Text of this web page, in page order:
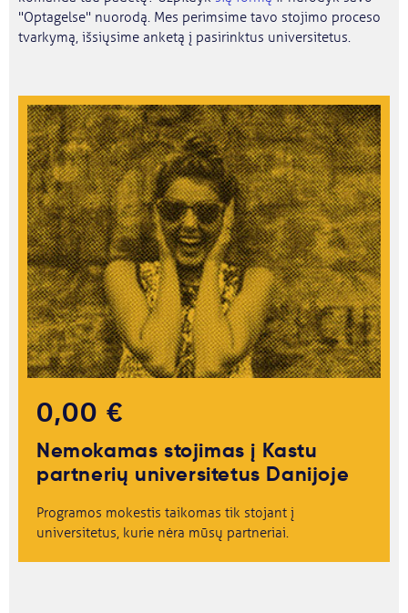
"Optagelse" nuorodą. Mes perimsime tavo stojimo proceso
tvarkymą, išsiųsime anketą į pasirinktus universitetus.
0,00 €
Nemokamas stojimas į Kastu
partnerių universitetus Danijoje
Programos mokestis taikomas tik stojant į
universitetus, kurie nėra mūsų partneriai.